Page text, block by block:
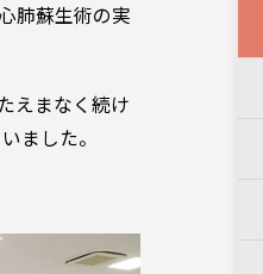
肺蘇生術の実
えまなく続け
ました。